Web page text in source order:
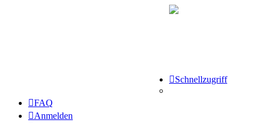
Schnellzugriff
FAQ
Anmelden